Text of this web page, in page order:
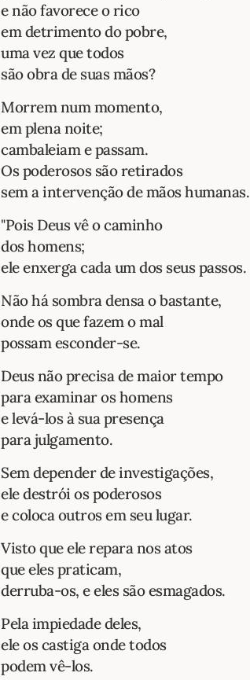
e não favorece o rico
em detrimento do pobre,
uma vez que todos
são obra de suas mãos?
Morrem num momento,
em plena noite;
cambaleiam e passam.
Os poderosos são retirados
sem a intervenção de mãos humanas.
"Pois Deus vê o caminho
dos homens;
ele enxerga cada um dos seus passos.
Não há sombra densa o bastante,
onde os que fazem o mal
possam esconder-se.
Deus não precisa de maior tempo
para examinar os homens
e levá-los à sua presença
para julgamento.
Sem depender de investigações,
ele destrói os poderosos
e coloca outros em seu lugar.
Visto que ele repara nos atos
que eles praticam,
derruba-os, e eles são esmagados.
Pela impiedade deles,
ele os castiga onde todos
podem vê-los.